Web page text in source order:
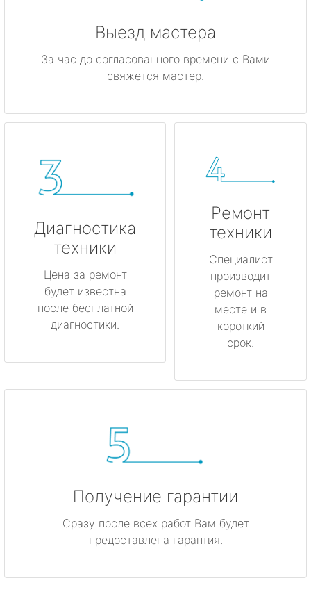
Выезд мастера
За час до согласованного времени с Вами
свяжется мастер.
Диагностика
техники
Цена за ремонт
будет известна
после бесплатной
диагностики.
Ремонт
техники
Специалист
производит
ремонт на
месте и в
короткий
срок.
Получение гарантии
Сразу после всех работ Вам будет
предоставлена гарантия.